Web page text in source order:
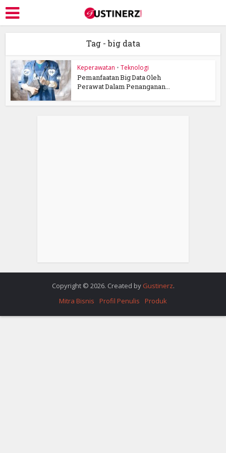
Tag - big data
Keperawatan • Teknologi
Pemanfaatan Big Data Oleh
Perawat Dalam Penanganan...
Copyright © 2026. Created by Gustinerz.
Mitra Bisnis
Profil Penulis Produk